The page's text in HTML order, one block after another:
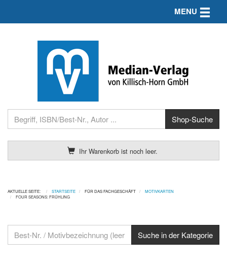
Ihr Warenkorb ist noch leer.
MENU Toggle
AKTUELLE SEITE: STARTSEITE FÜR DAS FACHGESCHÄFT
MOTIVKARTEN
FOUR SEASONS: FRÜHLING